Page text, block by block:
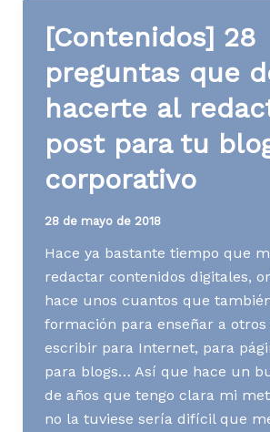
servicio
de
la
atención
al
cliente
[Contenidos] 28
preguntas que
hacerte al
post para tu
corporativo
28 de mayo de 2018
Hace ya bastante tiempo que
redactar contenidos digitales,
hace unos cuantos que
formación para enseñar a otros
escribir para Internet, para
para blogs… Así que hace un
de años que tengo clara mi
no la tuviese sería difícil que